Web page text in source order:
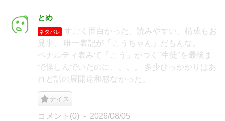
とめ
ネタバレ
すごく面白かった。読みやすい。構成もお
見事。 唯一表記が「こうちゃん」だもんな。
ペナルティ表みて「こう」がつく"生徒"を最後ま
で怪しんでいたのに、、、。 多少ひっかかりはあ
れど話の展開違和感なかった。
ナイス
コメント(0) 2026/08/05